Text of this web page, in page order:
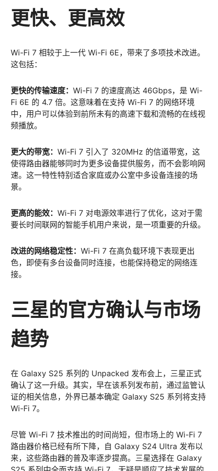
更快、更高效
Wi-Fi 7 相较于上一代 Wi-Fi 6E，带来了多项技术改进。
这包括：
更快的传输速度：Wi-Fi 7 的速度高达 46Gbps，是 Wi-
Fi 6E 的 4.7 倍。这意味着在支持 Wi-Fi 7 的网络环境
中，用户可以体验到前所未有的高速下载和流畅的在线视
频播放。
更大的带宽：Wi-Fi 7 引入了 320MHz 的信道带宽，这
使得路由器能够同时为更多设备提供服务，而不会影响网
速。这一特性特别适合家庭或办公室中多设备连接的场
景。
更高的能效：Wi-Fi 7 对电源效率进行了优化，这对于需
要长时间联网的智能手机用户来说，是一项重要的升级。
改进的网络稳定性：Wi-Fi 7 在高负载环境下表现更出
色，即使有多台设备同时连接，也能保持稳定的网络连
接。
三星的官方确认与市场
趋势
在 Galaxy S25 系列的 Unpacked 发布会上，三星正式
确认了这一升级。其实，早在该系列发布前，通过监管认
证的相关信息，外界已基本确定 Galaxy S25 系列将支持
Wi-Fi 7。
尽管 Wi-Fi 7 技术推出的时间尚短，但市场上的 Wi-Fi 7
路由器价格已经有所下降，自 Galaxy S24 Ultra 发布以
来，这些路由器的普及率逐步提高。三星选择在 Galaxy